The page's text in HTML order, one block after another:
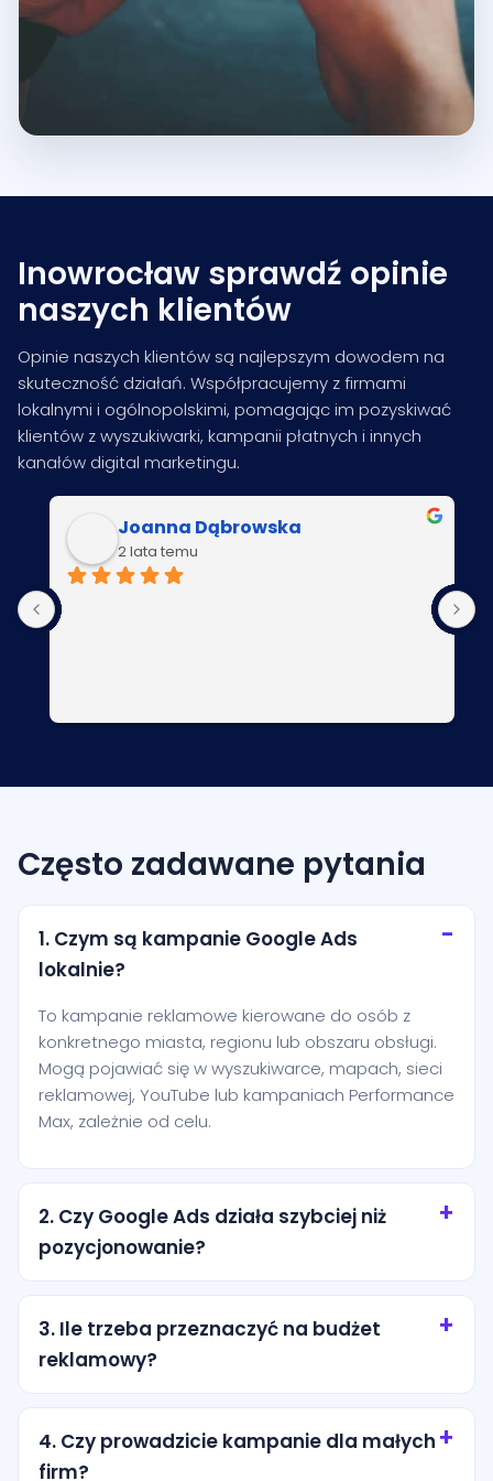
Inowrocław sprawdź opinie
naszych klientów
Opinie naszych klientów są najlepszym dowodem na
skuteczność działań. Współpracujemy z firmami
lokalnymi i ogólnopolskimi, pomagając im pozyskiwać
klientów z wyszukiwarki, kampanii płatnych i innych
kanałów digital marketingu.
Joanna Dąbrowska
2 lata temu
Często zadawane pytania
1. Czym są kampanie Google Ads
lokalnie?
To kampanie reklamowe kierowane do osób z
konkretnego miasta, regionu lub obszaru obsługi.
Mogą pojawiać się w wyszukiwarce, mapach, sieci
reklamowej, YouTube lub kampaniach Performance
Max, zależnie od celu.
2. Czy Google Ads działa szybciej niż
pozycjonowanie?
Tak, reklamy mogą zacząć generować ruch niemal
od razu po uruchomieniu. Pozycjonowanie zwykle
buduje efekt wolniej, ale bardziej długofalowo.
Najlepsze wyniki często daje połączenie obu
kanałów.
3. Ile trzeba przeznaczyć na budżet
reklamowy?
Budżet zależy od branży, konkurencji, miasta i celu
kampanii. Na start warto dobrać kwotę, która
pozwala zebrać sensowną liczbę kliknięć i leadów,
4. Czy prowadzicie kampanie dla małych
firm?